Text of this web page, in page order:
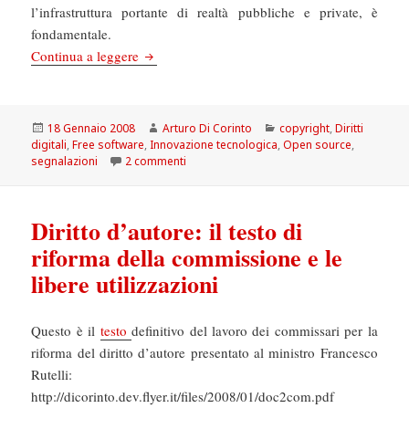
l’infrastruttura portante di realtà pubbliche e private, è
fondamentale.
Continua a leggere Codice aperto, l’Italia aspetta
Scritto
il
18 Gennaio 2008 Autore
Arturo Di Corinto Categorie
copyright,Diritti
digitali,Free software,Innovazione tecnologica,Open source,
segnalazioni
2 commenti
Diritto d’autore: il testo di
riforma della commissione e le
libere utilizzazioni
Questo è il testodefinitivo del lavoro dei commissari per la
riforma del diritto d’autore presentato al ministro Francesco
Rutelli:
http://dicorinto.dev.flyer.it/files/2008/01/doc2com.pdf